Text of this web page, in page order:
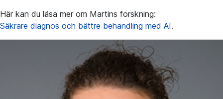
Här kan du läsa mer om Martins forskning:
Säkrare diagnos och bättre behandling med AI.